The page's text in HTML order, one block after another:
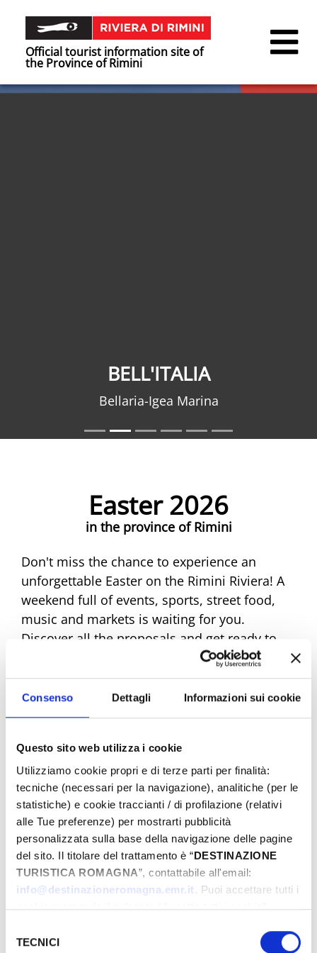
Consenso Dettagli Informazioni sui cookie
Questo sito web utilizza i cookie
Utilizziamo cookie propri e di terze parti per finalità:
tecniche (necessari per la navigazione), analitiche (per le
statistiche) e cookie traccianti / di profilazione (relativi
alle Tue preferenze) per mostrarti pubblicità
personalizzata sulla base della navigazione delle pagine
del sito. Il titolare del trattamento è “DESTINAZIONE
TURISTICA ROMAGNA”, contattabile all'email:
info@destinazioneromagna.emr.it. Puoi accettare tutti i
cookie premendo il pulsante “Accetta tutti i cookie”,
gestire le tue preferenze facendo clic su “Personalizza”.
delTECNICI
Official tourist information site of
the Province of Rimini
BELL'ITALIA
Bellaria-Igea Marina
Easter 2026
in the province of Rimini
Don't miss the chance to experience an
unforgettable Easter on the Rimini Riviera! A
weekend full of events, sports, street food,
music and markets is waiting for you.
Discover all the proposals and get ready to
experience unique emotions. Book your
dream Easter now!
Easter Riviera Rimini Events
From
To